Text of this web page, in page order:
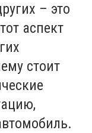
– это
аспект
стоит